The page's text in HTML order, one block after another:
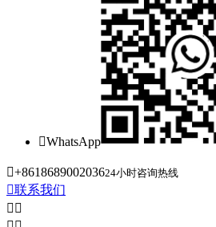
WhatsApp
+861868900203624小时咨询热线
联系我们
 